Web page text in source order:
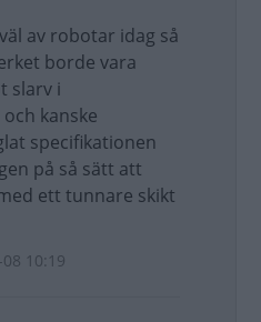
av robotar idag så
borde vara
slarv i
kanske
specifikationen
på så sätt att
ett tunnare skikt
10:19